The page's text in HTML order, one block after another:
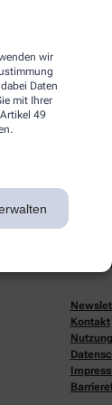
wir
Daten
mit Ihrer
49
Kontakt